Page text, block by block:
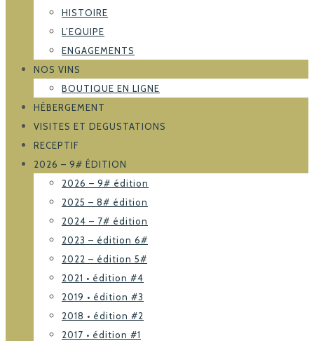
HISTOIRE
L’EQUIPE
ENGAGEMENTS
NOS VINS
BOUTIQUE EN LIGNE
HÉBERGEMENT
VISITES ET DEGUSTATIONS
RECEPTIF
2026 – 9# ÉDITION
2026 – 9# édition
2025 – 8# édition
2024 – 7# édition
2023 – édition 6#
2022 – édition 5#
2021 • édition #4
2019 • édition #3
2018 • édition #2
2017 • édition #1